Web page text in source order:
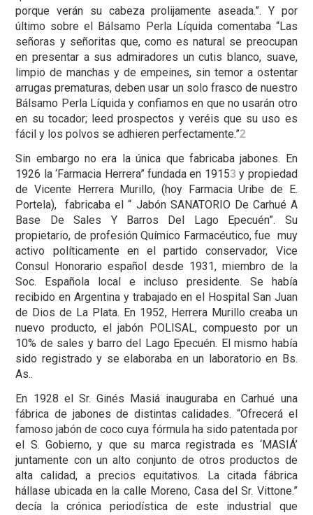
porque verán su cabeza prolijamente aseada.”. Y por
último sobre el Bálsamo Perla Líquida comentaba “Las
señoras y señoritas que, como es natural se preocupan
en presentar a sus admiradores un cutis blanco, suave,
limpio de manchas y de empeines, sin temor a ostentar
arrugas prematuras, deben usar un solo frasco de nuestro
Bálsamo Perla Líquida y confiamos en que no usarán otro
en su tocador; leed prospectos y veréis que su uso es
fácil y los polvos se adhieren perfectamente.”2
Sin embargo no era la única que fabricaba jabones. En
1926 la ‘Farmacia Herrera” fundada en 19153 y propiedad
de Vicente Herrera Murillo, (hoy Farmacia Uribe de E.
Portela), fabricaba el “ Jabón SANATORIO De Carhué A
Base De Sales Y Barros Del Lago Epecuén”. Su
propietario, de profesión Químico Farmacéutico, fue muy
activo políticamente en el partido conservador, Vice
Consul Honorario español desde 1931, miembro de la
Soc. Española local e incluso presidente. Se había
recibido en Argentina y trabajado en el Hospital San Juan
de Dios de La Plata. En 1952, Herrera Murillo creaba un
nuevo producto, el jabón POLISAL, compuesto por un
10% de sales y barro del Lago Epecuén. El mismo había
sido registrado y se elaboraba en un laboratorio en Bs.
As..
En 1928 el Sr. Ginés Masiá inauguraba en Carhué una
fábrica de jabones de distintas calidades. “Ofrecerá el
famoso jabón de coco cuya fórmula ha sido patentada por
el S. Gobierno, y que su marca registrada es ‘MASIÁ’
juntamente con un alto conjunto de otros productos de
alta calidad, a precios equitativos. La citada fábrica
hállase ubicada en la calle Moreno, Casa del Sr. Vittone.”
decía la crónica periodística de este industrial que